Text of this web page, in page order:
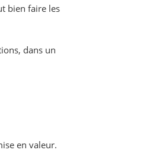
bien faire les
dans un
en valeur.